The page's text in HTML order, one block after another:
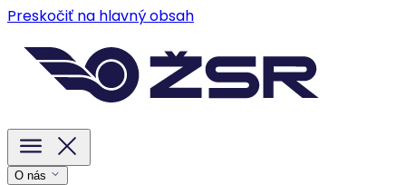
Preskočiť na hlavný obsah
O nás